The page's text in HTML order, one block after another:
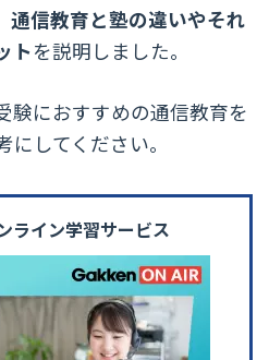
通信教育と塾の違いやそれ
トを説明しました。
験におすすめの通信教育を
してください。
ライン学習サービス